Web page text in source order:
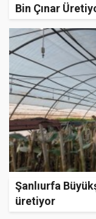
Bin Çınar
Şanlıurfa
üretiyor